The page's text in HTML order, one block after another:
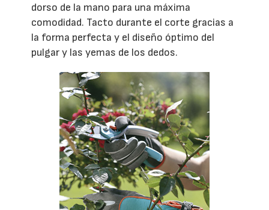
dorso de la mano para una máxima
comodidad. Tacto durante el corte gracias a
la forma perfecta y el diseño óptimo del
pulgar y las yemas de los dedos.